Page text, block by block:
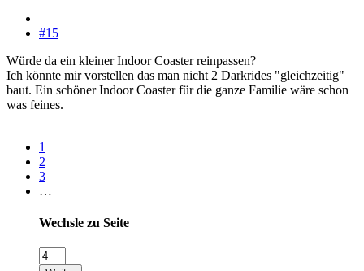
#15
Würde da ein kleiner Indoor Coaster reinpassen?
Ich könnte mir vorstellen das man nicht 2 Darkrides "gleichzeitig"
baut. Ein schöner Indoor Coaster für die ganze Familie wäre schon
was feines.
1
2
3
…
Wechsle zu Seite